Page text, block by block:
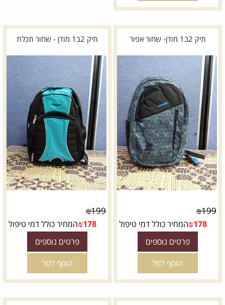
*דגם:
תיק 2ב1 מודן- שחור אפור
₪199
₪178 המחיר כולל דמי טיפול
פרטים נוספים
הוסף לסל
תיק 2ב1 מודן - שחור תכלת
₪199
₪178 המחיר כולל דמי טיפול
פרטים נוספים
הוסף לסל